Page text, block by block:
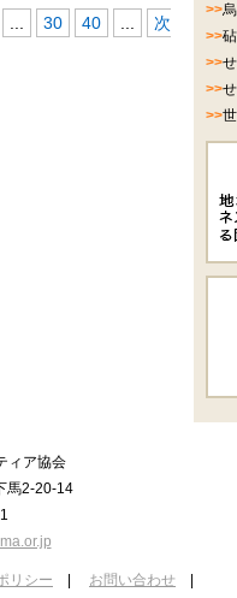
30 40
次
>>
>>
>>
>>
>>
ィア協会
馬2-20-14
リシー お問い合わせ